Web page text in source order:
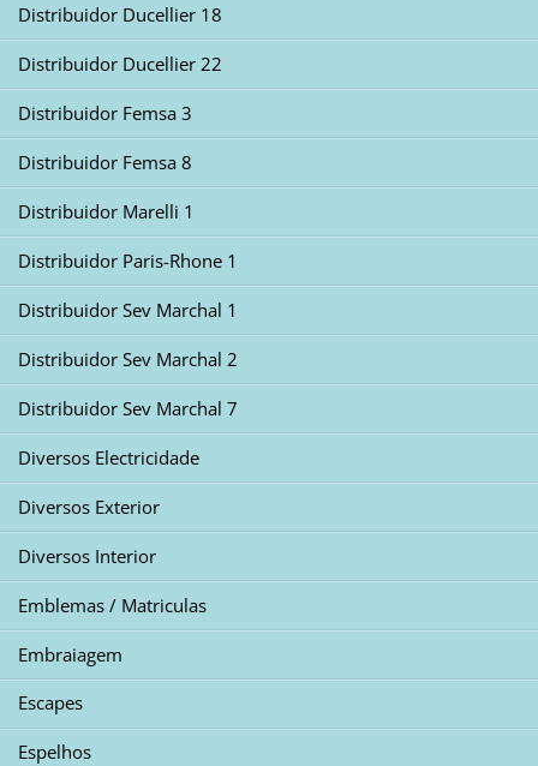
Distribuidor Ducellier 18
Distribuidor Ducellier 22
Distribuidor Femsa 3
Distribuidor Femsa 8
Distribuidor Marelli 1
Distribuidor Paris-Rhone 1
Distribuidor Sev Marchal 1
Distribuidor Sev Marchal 2
Distribuidor Sev Marchal 7
Diversos Electricidade
Diversos Exterior
Diversos Interior
Emblemas / Matriculas
Embraiagem
Escapes
Espelhos